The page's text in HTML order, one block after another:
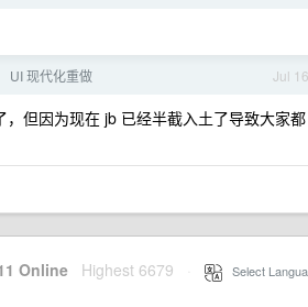
Jul 16
UI 现代化重做
但因为现在 jb 已经半截入土了导致大家都
Online Highest 6679 Select